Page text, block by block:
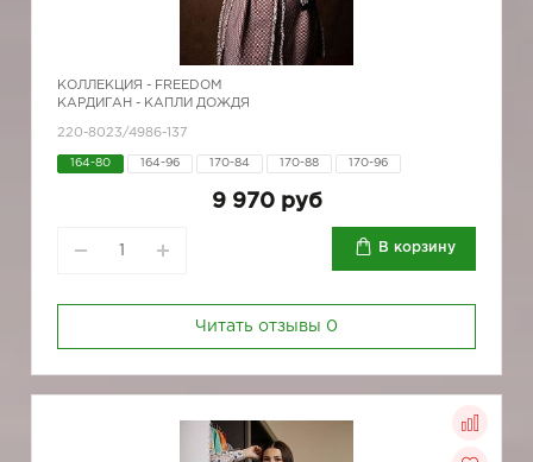
КОЛЛЕКЦИЯ - FREEDOM
КАРДИГАН - КАПЛИ ДОЖДЯ
220-8023/4986-137
164-80 164-96 170-84 170-88 170-96
9 970 руб
В корзину
Читать отзывы 0